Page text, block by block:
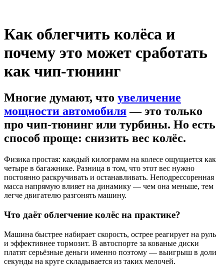
Как облегчить колёса и
почему это может сработать
как чип-тюнинг
Многие думают, что увеличение
мощности автомобиля— это только
про чип-тюнинг или турбины. Но есть
способ проще: снизить вес колёс.
Физика простая: каждый килограмм на колесе ощущается как
четыре в багажнике. Разница в том, что этот вес нужно
постоянно раскручивать и останавливать. Неподрессоренная
масса напрямую влияет на динамику — чем она меньше, тем
легче двигателю разгонять машину.
Что даёт облегчение колёс на практике?
Машина быстрее набирает скорость, острее реагирует на руль
и эффективнее тормозит. В автоспорте за кованые диски
платят серьёзные деньги именно поэтому — выигрыш в доли
секунды на круге складывается из таких мелочей.